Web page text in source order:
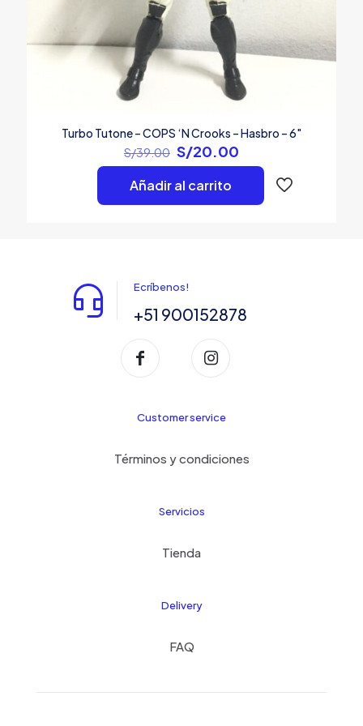
Turbo Tutone – COPS ‘N Crooks – Hasbro – 6″
S/39.00 El
precio
original
era:
S/39.00.
S/20.00
precio
actual
S/20.00.
Añadir al carrito
Ecríbenos!
+51 900152878
Customer service
Términos y condiciones
Servicios
Tienda
Delivery
FAQ